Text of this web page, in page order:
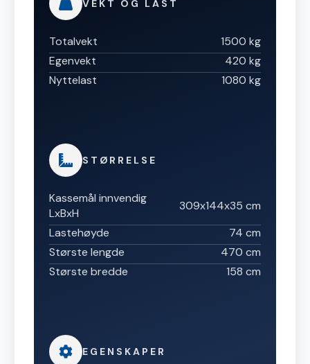
VEKT OG LAST
Totalvekt
1500 kg
Egenvekt
420 kg
Nyttelast
1080 kg
STØRRELSE
Kassemål innvendig
LxBxH
309x144x35 cm
Lastehøyde
74 cm
Største lengde
470 cm
Største bredde
158 cm
EGENSKAPER